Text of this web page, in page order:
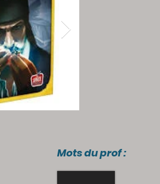
Mots du prof :